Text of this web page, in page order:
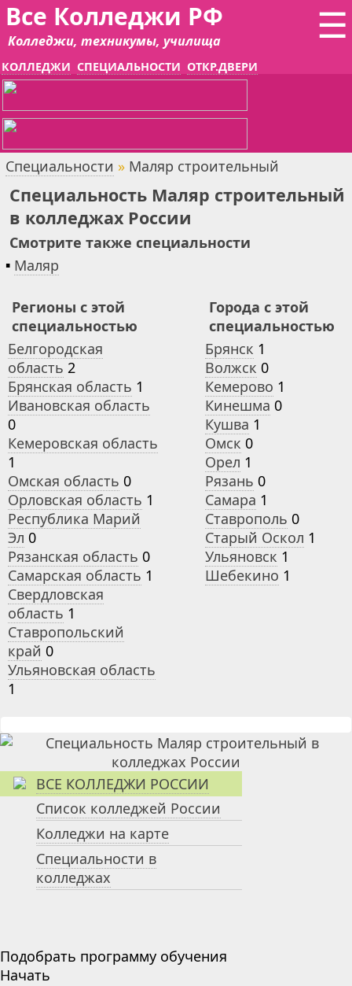
☰
Все Колледжи РФ
Колледжи, техникумы, училища
КОЛЛЕДЖИ СПЕЦИАЛЬНОСТИ ОТКР.ДВЕРИ
Специальности » Маляр строительный
Специальность Маляр строительный
в колледжах России
Смотрите также специальности
▪ Маляр
Регионы с этой
специальностью
Белгородская
область 2
Брянская область 1
Ивановская область
0
Кемеровская область
1
Омская область 0
Орловская область 1
Республика Марий
Эл 0
Рязанская область 0
Самарская область 1
Свердловская
область 1
Ставропольский
край 0
Ульяновская область
1
Города с этой
специальностью
Брянск 1
Волжск 0
Кемерово 1
Кинешма 0
Кушва 1
Омск 0
Орел 1
Рязань 0
Самара 1
Ставрополь 0
Старый Оскол 1
Ульяновск 1
Шебекино 1
ВСЕ КОЛЛЕДЖИ РОССИИ
Список колледжей России
Колледжи на карте
Специальности в
колледжах
Подобрать программу обучения
Начать